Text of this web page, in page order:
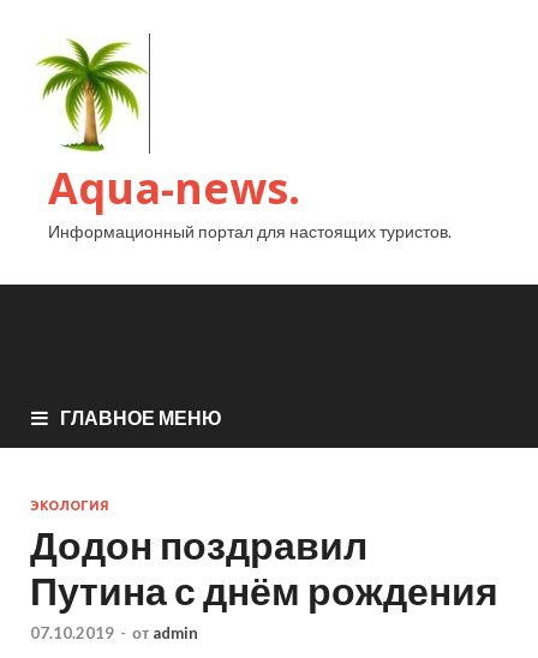
Aqua-news.
Информационный портал для настоящих туристов.
ГЛАВНОЕ МЕНЮ
ЭКОЛОГИЯ
Додон поздравил
Путина с днём рождения
07.10.2019 - от admin